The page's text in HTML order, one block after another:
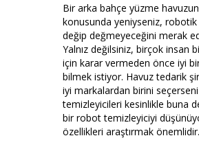
Bir arka bahçe yüzme
konusunda yeniyseniz,
değip değmeyeceğini merak
Yalnız değilsiniz, birçok insan
için karar vermeden önce iyi bir
bilmek istiyor. Havuz tedarik
iyi markalardan birini
temizleyicileri kesinlikle buna
bir robot temizleyiciyi
özellikleri araştırmak önemlidir.